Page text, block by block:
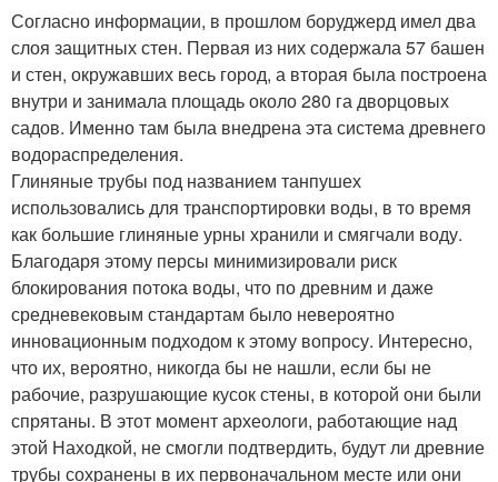
Согласно информации, в прошлом боруджерд имел два
слоя защитных стен. Первая из них содержала 57 башен
и стен, окружавших весь город, а вторая была построена
внутри и занимала площадь около 280 га дворцовых
садов. Именно там была внедрена эта система древнего
водораспределения.
Глиняные трубы под названием танпушех
использовались для транспортировки воды, в то время
как большие глиняные урны хранили и смягчали воду.
Благодаря этому персы минимизировали риск
блокирования потока воды, что по древним и даже
средневековым стандартам было невероятно
инновационным подходом к этому вопросу. Интересно,
что их, вероятно, никогда бы не нашли, если бы не
рабочие, разрушающие кусок стены, в которой они были
спрятаны. В этот момент археологи, работающие над
этой Находкой, не смогли подтвердить, будут ли древние
трубы сохранены в их первоначальном месте или они